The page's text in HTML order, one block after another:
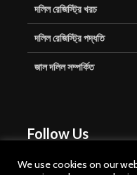
দলিল রেজিস্ট্রি খরচ
দলিল রেজিস্ট্রি পদ্ধতি
জাল দলিল সম্পর্কিত
Follow Us
We use cookies on our